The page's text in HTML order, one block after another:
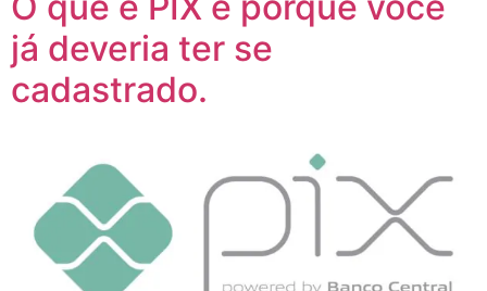
já deveria ter se
cadastrado.